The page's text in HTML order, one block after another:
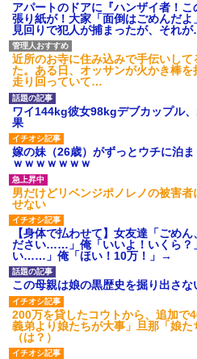
アパートのドアに『ハンザイ者！
張り紙が！大家「面倒はごめんだ
見回りで犯人が捕まったが、それ
近所のお寺に住み込みで手伝いし
た。ある日、オッサンが火かき棒
走り回っていて…
ワイ144kg彼女98kgデブカップル
果
嫁の妹（26歳）がずっとウチに泊
ｗｗｗｗｗｗｗ
男だけどリベンジポノレノの被害
せない
【身体で払わせて】女友達「ごめ
ださい……」俺「いいよ！いくら？
い……」俺「ほい！10万！」→
この母親は娘の黒歴史を掘り出さ
200万を貸したコウトから、追加で
義弟より娘たちが大事」旦那「娘
（は？）